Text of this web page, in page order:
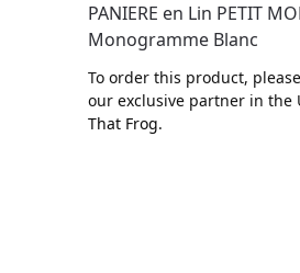
PANIERE en Lin PETIT
Monogramme Blanc
To order this product,
our exclusive partner in the
That Frog.